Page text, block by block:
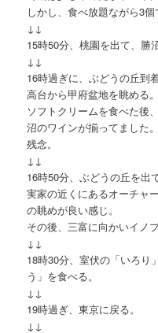
しかし、食べ放題ながら3個
↓↓
15時50分、桃園を出て、勝
↓↓
16時過ぎに、ぶどうの丘到着
高台から甲府盆地を眺める
ソフトクリームを食べた後
沼のワインが揃ってました
残念。
↓↓
16時50分、ぶどうの丘を出
実家の近くにあるオーチャ
の眺めが良い感じ。
その後、三富に向かいイノ
↓↓
18時30分、室伏の「いろり
う」を食べる。
↓↓
19時過ぎ、東京に戻る。
↓↓